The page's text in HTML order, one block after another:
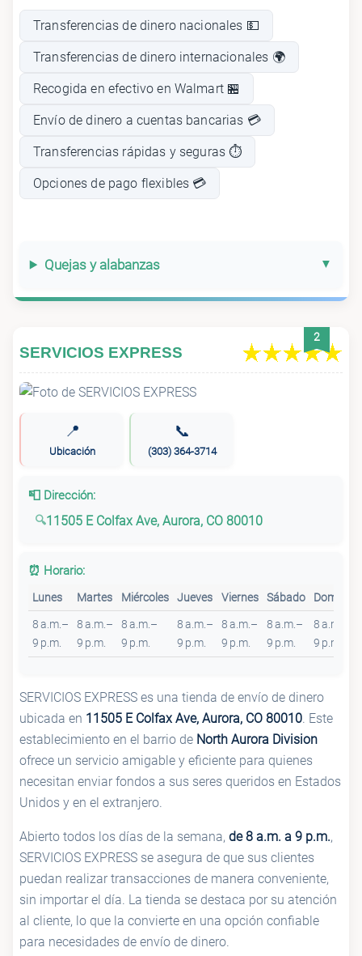
Transferencias de dinero nacionales 💵
Transferencias de dinero internacionales 🌍
Recogida en efectivo en Walmart 🏪
Envío de dinero a cuentas bancarias 💳
Transferencias rápidas y seguras ⏱️
Opciones de pago flexibles 💳
Quejas y alabanzas
2
SERVICIOS EXPRESS
📍
Ubicación
📞
(303) 364-3714
📮 Dirección:
11505 E Colfax Ave, Aurora, CO 80010
⏰ Horario:
Lunes Martes Miércoles Jueves Viernes Sábado Domingo
8 a.m.–
9 p.m.
8 a.m.–
9 p.m.
8 a.m.–
9 p.m.
8 a.m.–
9 p.m.
8 a.m.–
9 p.m.
8 a.m.–
9 p.m.
8 a.m.–
9 p.m.
SERVICIOS EXPRESS es una tienda de envío de dinero
ubicada en 11505 E Colfax Ave, Aurora, CO 80010. Este
establecimiento en el barrio de North Aurora Division
ofrece un servicio amigable y eficiente para quienes
necesitan enviar fondos a sus seres queridos en Estados
Unidos y en el extranjero.
Abierto todos los días de la semana, de 8 a.m. a 9 p.m.,
SERVICIOS EXPRESS se asegura de que sus clientes
puedan realizar transacciones de manera conveniente,
sin importar el día. La tienda se destaca por su atención
al cliente, lo que la convierte en una opción confiable
para necesidades de envío de dinero.